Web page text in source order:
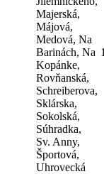
Majerská,
Májová,
Medová, Na
Barinách, Na
Kopánke,
Rovňanská,
Schreiberova,
Sklárska,
Sokolská,
Súhradka,
Sv. Anny,
Športová,
Uhrovecká